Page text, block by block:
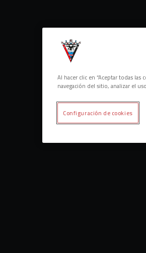
Al hacer clic en “Aceptar todas
navegación del sitio, analizar el
Configuración de cookies